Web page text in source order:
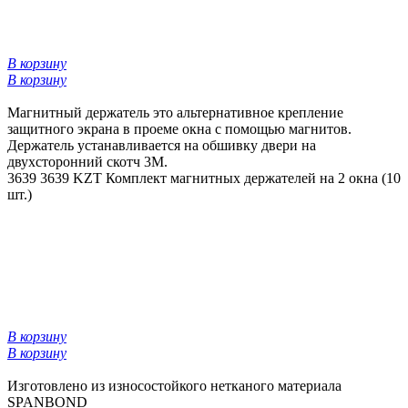
В корзину
В корзину
Магнитный держатель это альтернативное крепление
защитного экрана в проеме окна с помощью магнитов.
Держатель устанавливается на обшивку двери на
двухсторонний скотч 3М.
3639 3639 KZT Комплект магнитных держателей на 2 окна (10
шт.)
В корзину
В корзину
Изготовлено из износостойкого нетканого материала
SPANBOND